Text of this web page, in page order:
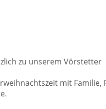
zu unserem Vörstetter
mit Familie,